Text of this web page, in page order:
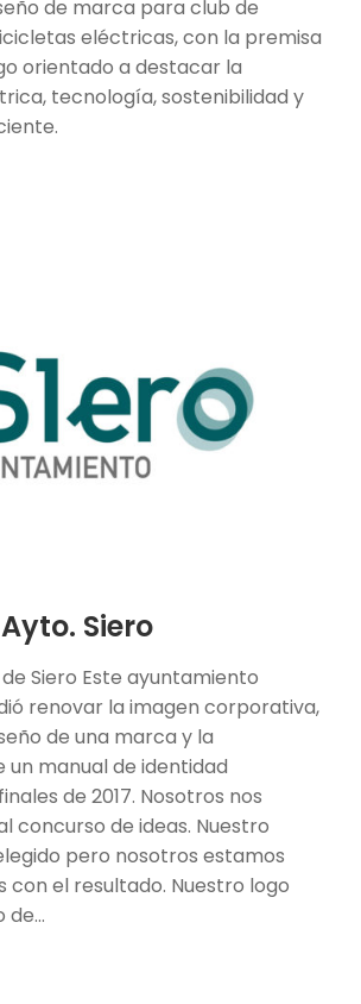
de marca para club de
eléctricas, con la premisa
orientado a destacar la
tecnología, sostenibilidad y
Siero
Siero Este ayuntamiento
renovar la imagen corporativa,
de una marca y la
un manual de identidad
de 2017. Nosotros nos
concurso de ideas. Nuestro
pero nosotros estamos
con el resultado. Nuestro logo